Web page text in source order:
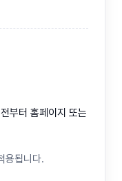
부터 홈페이지 또는
용됩니다.